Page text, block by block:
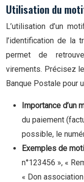
Utilisation du
L’utilisation d’un
l’identification de la
permet de
virements. Précisez
Banque Postale pour
Importance d’un
du paiement
possible, le
Exemples de
n°123456 », «
« Don association